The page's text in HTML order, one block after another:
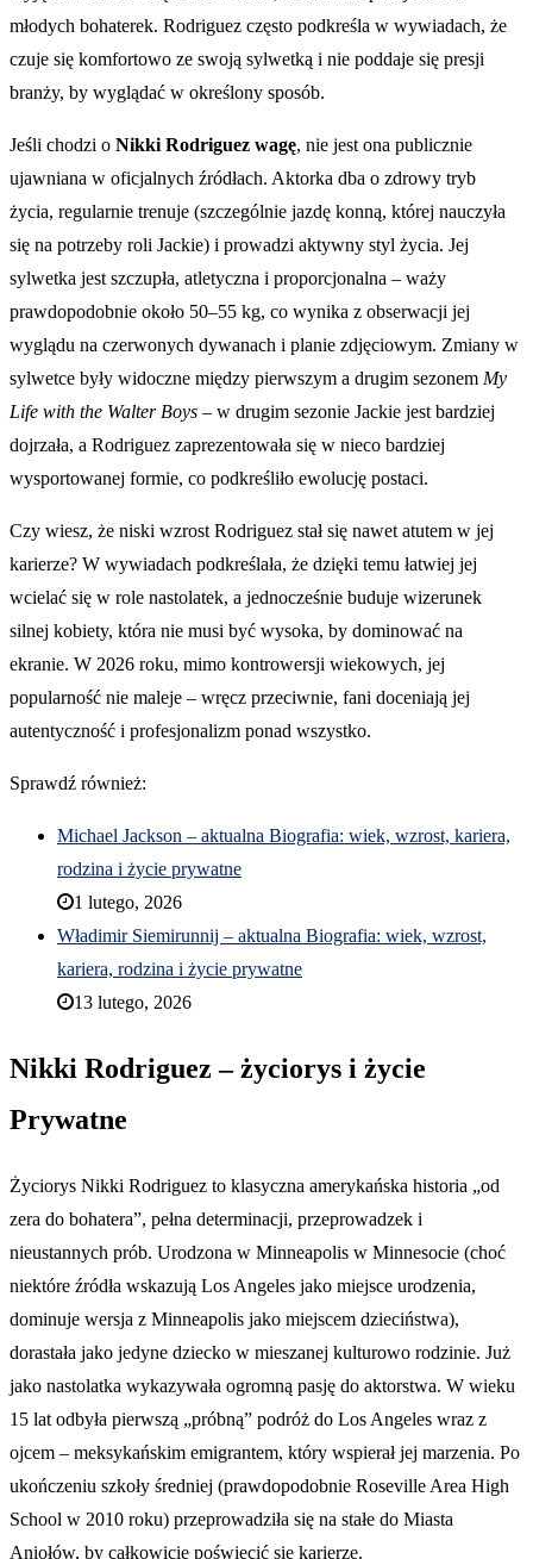
młodych bohaterek. Rodriguez często podkreśla w wywiadach, że
czuje się komfortowo ze swoją sylwetką i nie poddaje się presji
branży, by wyglądać w określony sposób.
Jeśli chodzi o Nikki Rodriguez wagę, nie jest ona publicznie
ujawniana w oficjalnych źródłach. Aktorka dba o zdrowy tryb
życia, regularnie trenuje (szczególnie jazdę konną, której nauczyła
się na potrzeby roli Jackie) i prowadzi aktywny styl życia. Jej
sylwetka jest szczupła, atletyczna i proporcjonalna – waży
prawdopodobnie około 50–55 kg, co wynika z obserwacji jej
wyglądu na czerwonych dywanach i planie zdjęciowym. Zmiany w
sylwetce były widoczne między pierwszym a drugim sezonem My
Life with the Walter Boys – w drugim sezonie Jackie jest bardziej
dojrzała, a Rodriguez zaprezentowała się w nieco bardziej
wysportowanej formie, co podkreśliło ewolucję postaci.
Czy wiesz, że niski wzrost Rodriguez stał się nawet atutem w jej
karierze? W wywiadach podkreślała, że dzięki temu łatwiej jej
wcielać się w role nastolatek, a jednocześnie buduje wizerunek
silnej kobiety, która nie musi być wysoka, by dominować na
ekranie. W 2026 roku, mimo kontrowersji wiekowych, jej
popularność nie maleje – wręcz przeciwnie, fani doceniają jej
autentyczność i profesjonalizm ponad wszystko.
Sprawdź również:
Michael Jackson – aktualna Biografia: wiek, wzrost, kariera,
rodzina i życie prywatne
1 lutego, 2026
Władimir Siemirunnij – aktualna Biografia: wiek, wzrost,
kariera, rodzina i życie prywatne
13 lutego, 2026
Nikki Rodriguez – życiorys i życie
Prywatne
Życiorys Nikki Rodriguez to klasyczna amerykańska historia „od
zera do bohatera”, pełna determinacji, przeprowadzek i
nieustannych prób. Urodzona w Minneapolis w Minnesocie (choć
niektóre źródła wskazują Los Angeles jako miejsce urodzenia,
dominuje wersja z Minneapolis jako miejscem dzieciństwa),
dorastała jako jedyne dziecko w mieszanej kulturowo rodzinie. Już
jako nastolatka wykazywała ogromną pasję do aktorstwa. W wieku
15 lat odbyła pierwszą „próbną” podróż do Los Angeles wraz z
ojcem – meksykańskim emigrantem, który wspierał jej marzenia. Po
ukończeniu szkoły średniej (prawdopodobnie Roseville Area High
School w 2010 roku) przeprowadziła się na stałe do Miasta
Aniołów, by całkowicie poświęcić się karierze.